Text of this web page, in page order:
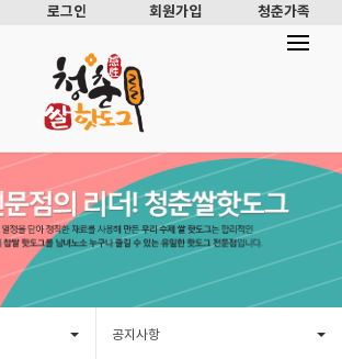
로그인 회원가입 청춘가족
공지사항